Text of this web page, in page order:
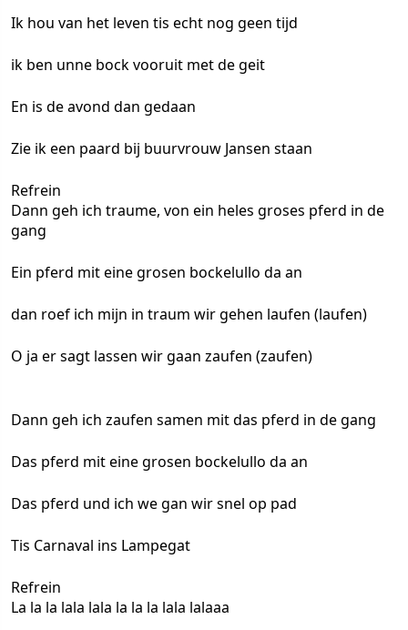
Ik hou van het leven tis echt nog geen tijd
ik ben unne bock vooruit met de geit
En is de avond dan gedaan
Zie ik een paard bij buurvrouw Jansen staan
Refrein
Dann geh ich traume, von ein heles groses pferd in de
gang
Ein pferd mit eine grosen bockelullo da an
dan roef ich mijn in traum wir gehen laufen (laufen)
O ja er sagt lassen wir gaan zaufen (zaufen)
Dann geh ich zaufen samen mit das pferd in de gang
Das pferd mit eine grosen bockelullo da an
Das pferd und ich we gan wir snel op pad
Tis Carnaval ins Lampegat
Refrein
La la la lala lala la la la lala lalaaa